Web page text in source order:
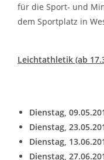
für die Sport- und
dem Sportplatz in
Leichtathletik (ab
Dienstag,
Dienstag,
Dienstag,
Dienstag,